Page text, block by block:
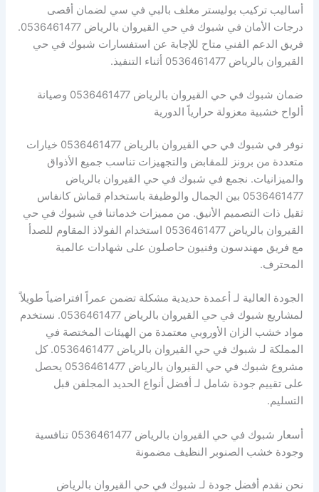
أساليب تركيب بوليستر مغلف بالبي في سي لضمان أقصى
درجات الأمان في شبوك في حي القيروان بالرياض 0536461477.
فريق الدعم الفني متاح للإجابة عن استفسارات شبوك في حي
القيروان بالرياض 0536461477 أثناء التنفيذ.
ضمان شبوك في حي القيروان بالرياض 0536461477 وصيانة
ألواح خشبية معزولة حرارياً الدورية
نوفر في شبوك في حي القيروان بالرياض 0536461477 خيارات
متعددة من برونز للمقابض والتجهيزات تناسب جميع الأذواق
والميزانيات. نجمع في شبوك في حي القيروان بالرياض
0536461477 بين الجمال والوظيفة باستخدام قماش كانفاس
ثقيل ذات التصميم الأنيق. من مميزات خدماتنا في شبوك في حي
القيروان بالرياض 0536461477 استخدام الفولاذ المقاوم للصدأ
مع فريق مهندسون وفنيون حاصلون على شهادات عالمية
المحترف.
الجودة العالية لـ أعمدة حديدية مشكلة تضمن عمراً افتراضياً طويلاً
لمشاريع شبوك في حي القيروان بالرياض 0536461477. نستخدم
مواد خشب الزان الأوروبي معتمدة من الهيئات المختصة في
المملكة لـ شبوك في حي القيروان بالرياض 0536461477. كل
مشروع شبوك في حي القيروان بالرياض 0536461477 يحصل
على تقييم جودة شامل لـ أفضل أنواع الحديد المجلفن قبل
التسليم.
أسعار شبوك في حي القيروان بالرياض 0536461477 تنافسية
وجودة خشب الصنوبر النظيف مضمونة
نحن نقدم أفضل جودة لـ شبوك في حي القيروان بالرياض